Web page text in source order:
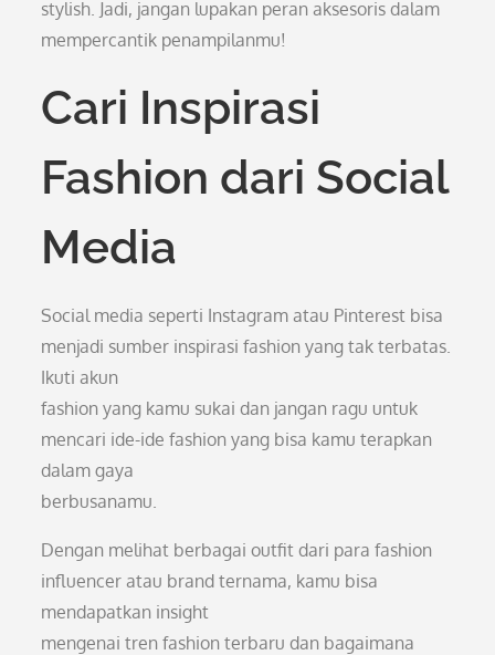
stylish. Jadi, jangan lupakan peran aksesoris dalam
mempercantik penampilanmu!
Cari Inspirasi
Fashion dari Social
Media
Social media seperti Instagram atau Pinterest bisa
menjadi sumber inspirasi fashion yang tak terbatas.
Ikuti akun
fashion yang kamu sukai dan jangan ragu untuk
mencari ide-ide fashion yang bisa kamu terapkan
dalam gaya
berbusanamu.
Dengan melihat berbagai outfit dari para fashion
influencer atau brand ternama, kamu bisa
mendapatkan insight
mengenai tren fashion terbaru dan bagaimana